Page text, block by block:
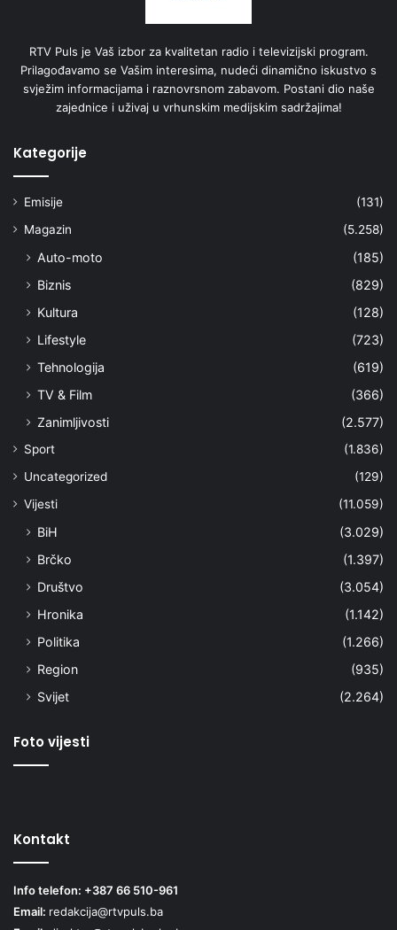
RTV Puls je Vaš izbor za kvalitetan radio i televizijski program.
Prilagođavamo se Vašim interesima, nudeći dinamično iskustvo s
svježim informacijama i raznovrsnom zabavom. Postani dio naše
zajednice i uživaj u vrhunskim medijskim sadržajima!
Kategorije
Emisije
(131)
Magazin
(5.258)
Auto-moto
(185)
Biznis
(829)
Kultura
(128)
Lifestyle
(723)
Tehnologija
(619)
TV & Film
(366)
Zanimljivosti
(2.577)
Sport
(1.836)
Uncategorized
(129)
Vijesti
(11.059)
BiH
(3.029)
Brčko
(1.397)
Društvo
(3.054)
Hronika
(1.142)
Politika
(1.266)
Region
(935)
Svijet
(2.264)
Foto vijesti
Kontakt
Info telefon: +387 66 510-961
Email: redakcija@rtvpuls.ba